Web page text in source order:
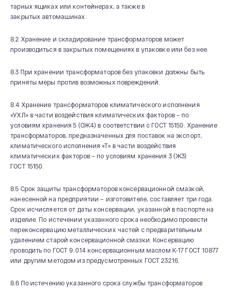
тарных ящиках или контейнерах, а также в
закрытых автомашинах.
8.2 Хранение и складирование трансформаторов может
производиться в закрытых помещениях в упаковке или без нее.
8.3 При хранении трансформаторов без упаковки должны быть
приняты меры против возможных повреждений.
8.4 Хранение трансформаторов климатического исполнения
«УХЛ» в части воздействия климатических факторов – по
условиям хранения 5 (ОЖ4) в соответствии с ГОСТ 15150. Хранение
трансформаторов, предназначенных для поставок на экспорт,
климатического исполнения «Т» в части воздействия
климатических факторов – по условиям хранения 3 (Ж3)
ГОСТ 15150.
8.5 Срок защиты трансформаторов консервационной смазкой,
нанесенной на предприятии – изготовителе, составляет три года.
Срок исчисляется от даты консервации, указанной в паспорте на
изделие. По истечении указанного срока необходимо провести
переконсервацию металлических частей с предварительным
удалением старой консервационной смазки. Консервацию
проводить по ГОСТ 9.014 консервационным маслом К-17 ГОСТ 10877
или другим методом из предусмотренных ГОСТ 23216.
8.6 По истечению указанного срока службы трансформаторов